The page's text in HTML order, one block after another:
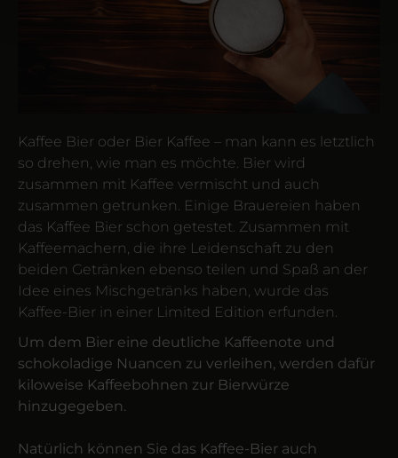
Kaffee Bier oder Bier Kaffee – man kann es letztlich
so drehen, wie man es möchte. Bier wird
zusammen mit Kaffee vermischt und auch
zusammen getrunken. Einige Brauereien haben
das Kaffee Bier schon getestet. Zusammen mit
Kaffee­machern, die ihre Leiden­schaft zu den
beiden Getränken ebenso teilen und Spaß an der
Idee eines Misch­getränks haben, wurde das
Kaffee-Bier in einer Limited Edition erfunden.
Um dem Bier eine deutliche Kaffeenote und
schokoladige Nuancen zu verleihen, werden dafür
kiloweise Kaffeebohnen zur Bierwürze
hinzugegeben.
Natürlich können Sie das Kaffee-Bier auch